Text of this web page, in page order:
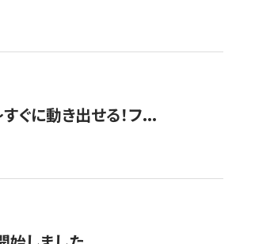
ぐに動き出せる！フ...